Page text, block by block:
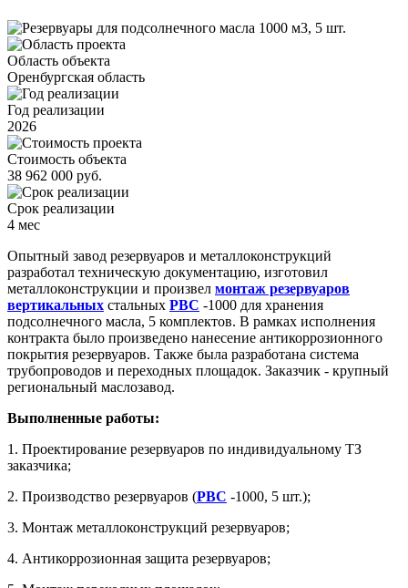
Область объекта
Оренбургская область
Год реализации
2026
Стоимость объекта
38 962 000 руб.
Срок реализации
4 мес
Опытный завод резервуаров и металлоконструкций
разработал техническую документацию, изготовил
металлоконструкции и произвел монтаж резервуаров
вертикальных стальных РВС -1000 для хранения
подсолнечного масла, 5 комплектов. В рамках исполнения
контракта было произведено нанесение антикоррозионного
покрытия резервуаров. Также была разработана система
трубопроводов и переходных площадок. Заказчик - крупный
региональный маслозавод.
Выполненные работы:
1. Проектирование резервуаров по индивидуальному ТЗ
заказчика;
2. Производство резервуаров (РВС -1000, 5 шт.);
3. Монтаж металлоконструкций резервуаров;
4. Антикоррозионная защита резервуаров;